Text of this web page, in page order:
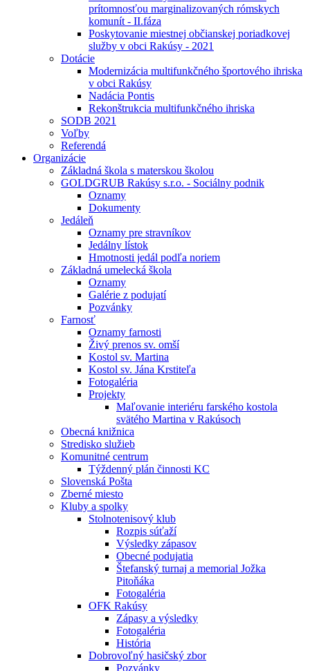
prítomnosťou marginalizovaných rómskych
komunít - II.fáza
Poskytovanie miestnej občianskej poriadkovej
služby v obci Rakúsy - 2021
Dotácie
Modernizácia multifunkčného športového ihriska
v obci Rakúsy
Nadácia Pontis
Rekonštrukcia multifunkčného ihriska
SODB 2021
Voľby
Referendá
Organizácie
Základná škola s materskou školou
GOLDGRUB Rakúsy s.r.o. - Sociálny podnik
Oznamy
Dokumenty
Jedáleň
Oznamy pre stravníkov
Jedálny lístok
Hmotnosti jedál podľa noriem
Základná umelecká škola
Oznamy
Galérie z podujatí
Pozvánky
Farnosť
Oznamy farnosti
Živý prenos sv. omší
Kostol sv. Martina
Kostol sv. Jána Krstiteľa
Fotogaléria
Projekty
Maľovanie interiéru farského kostola
svätého Martina v Rakúsoch
Obecná knižnica
Stredisko služieb
Komunitné centrum
Týždenný plán činnosti KC
Slovenská Pošta
Zberné miesto
Kluby a spolky
Stolnotenisový klub
Rozpis súťaží
Výsledky zápasov
Obecné podujatia
Štefanský turnaj a memorial Jožka
Pitoňáka
Fotogaléria
OFK Rakúsy
Zápasy a výsledky
Fotogaléria
História
Dobrovoľný hasičský zbor
Pozvánky